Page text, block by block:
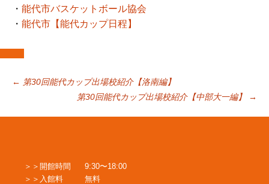
・ 能代市バスケットボール協会
・ 能代市【能代カップ日程】
投
稿
ナ
← 第30回能代カップ出場校紹介【洛南編】
第30回能代カップ出場校紹介【中部大一編】
→
開館時間
9:30〜18:00
入館料
無料